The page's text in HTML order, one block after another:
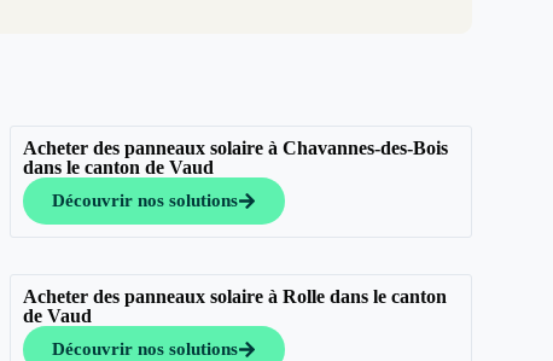
Acheter des panneaux solaire à Chavannes-des-Bois
dans le canton de Vaud
Découvrir nos solutions
Acheter des panneaux solaire à Rolle dans le canton
de Vaud
Découvrir nos solutions